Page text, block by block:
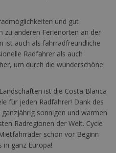
und gut
zu anderen Ferienorten an der
ist auch als fahrradfreundliche
Radfahrer als auch
um durch die wunderschöne
ist die Costa Blanca
für jeden Radfahrer! Dank des
sonnigen und warmen
Radregionen der Welt. Cycle
schon vor Beginn
in ganz Europa!